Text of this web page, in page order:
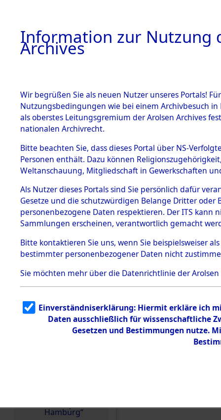
BESTÄNDE
1.
Inhaftierungsdoku
mente
1.2.9 Beim ITS
Effekten
1.2.9.1
Effekten aus
dem KZ
Dachau
1.2.9.2
Effekten aus
dem KZ
Bayerisches
1.2.9.3
Effekten aus
dem KZ
Neuengamm
Hamburg“
0022
Einen Kommentar
Information zur Nutzung
Archives
Wir begrüßen Sie als neuen Nutzer unseres Portals!
Nutzungsbedingungen wie bei einem Archivbesuch
als oberstes Leitungsgremium der Arolsen Archives
nationalen Archivrecht.
Bitte beachten Sie, dass dieses Portal über NS-
Personen enthält. Dazu können
Weltanschauung, Mitgliedschaft in Gewerkschaften
Als Nutzer dieses Portals sind Sie persönlich dafür
Gesetze und die schutzwürdigen Belange Dritter
personenbezogene Daten respektieren. Der ITS
Sammlungen erscheinen, verantwortlich gemacht
Bitte kontaktieren Sie uns, wenn Sie beispielsweiser
bestimmter personenbezogener Daten nicht
Sie möchten mehr über die Datenrichtlinie der Arolsen
Einverständniserklärung: Hiermit erkläre ich
Daten ausschließlich für wissenschaftliche
Gesetzen und Bestimmungen nutze.